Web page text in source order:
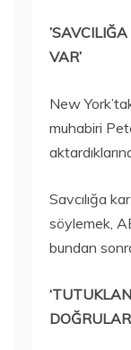
VAR’
New
muhabiri
Savcılığa
söylemek,
bundan